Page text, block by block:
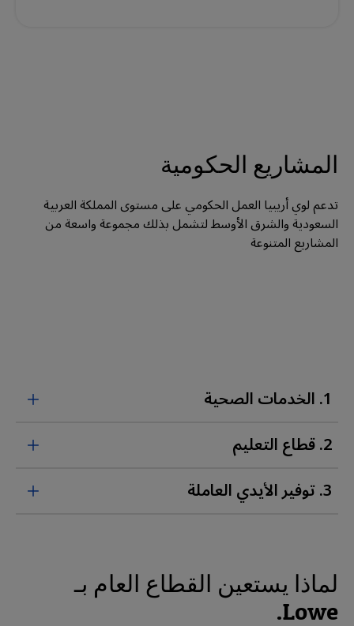
المشاريع الحكومية
تدعم لوي أريبيا العمل الحكومي على مستوى المملكة العربية
السعودية والشرق الأوسط لتشمل بذلك مجموعة واسعة من
المشاريع المتنوعة
1. الخدمات الصحية
2. قطاع التعليم
3. توفير الأيدي العاملة
لماذا يستعين القطاع العام بـ
Lowe.